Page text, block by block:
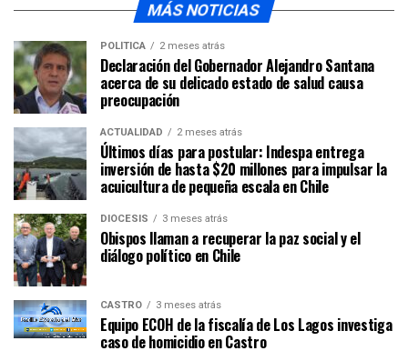
MÁS NOTICIAS
POLÍTICA 2 meses atrás
Declaración del Gobernador Alejandro Santana
acerca de su delicado estado de salud causa
preocupación
ACTUALIDAD 2 meses atrás
Últimos días para postular: Indespa entrega
inversión de hasta $20 millones para impulsar la
acuicultura de pequeña escala en Chile
DIÓCESIS 3 meses atrás
Obispos llaman a recuperar la paz social y el
diálogo político en Chile
CASTRO 3 meses atrás
Equipo ECOH de la fiscalía de Los Lagos investiga
caso de homicidio en Castro